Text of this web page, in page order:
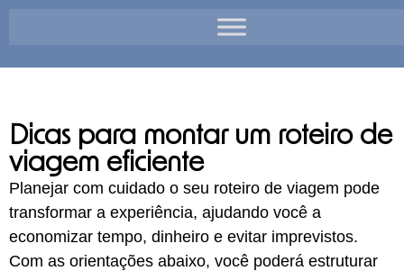
Dicas para montar um roteiro de
viagem eficiente
Planejar com cuidado o seu roteiro de viagem pode
transformar a experiência, ajudando você a
economizar tempo, dinheiro e evitar imprevistos.
Com as orientações abaixo, você poderá estruturar